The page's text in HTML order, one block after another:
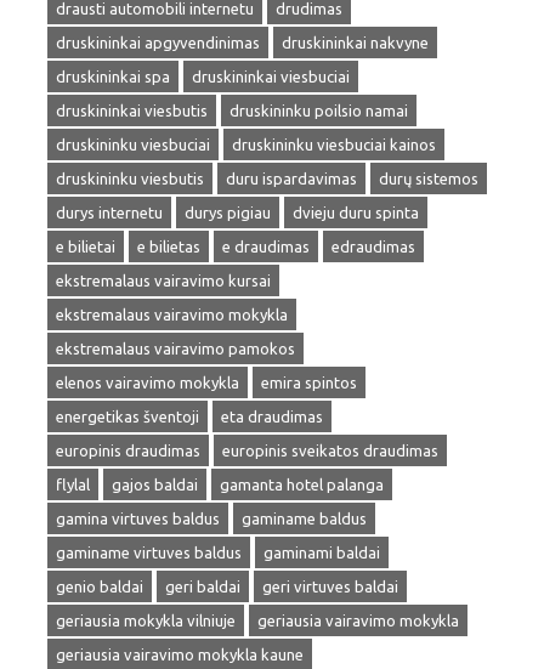
drausti automobili internetu
drudimas
druskininkai apgyvendinimas
druskininkai nakvyne
druskininkai spa
druskininkai viesbuciai
druskininkai viesbutis
druskininku poilsio namai
druskininku viesbuciai
druskininku viesbuciai kainos
druskininku viesbutis
duru ispardavimas
durų sistemos
durys internetu
durys pigiau
dvieju duru spinta
e bilietai
e bilietas e draudimas
edraudimas
ekstremalaus vairavimo kursai
ekstremalaus vairavimo mokykla
ekstremalaus vairavimo pamokos
elenos vairavimo mokykla
emira spintos
energetikas šventoji
eta draudimas
europinis draudimas
europinis sveikatos draudimas
flylal
gajos baldai
gamanta hotel palanga
gamina virtuves baldus
gaminame baldus
gaminame virtuves baldus
gaminami baldai
genio baldai
geri baldai
geri virtuves baldai
geriausia mokykla vilniuje
geriausia vairavimo mokykla
geriausia vairavimo mokykla kaune